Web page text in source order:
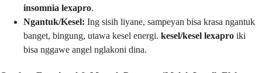
insomnia lexapro.
Ngantuk/Kesel: Ing sisih liyane, sampeyan bisa krasa ngantuk
banget, bingung, utawa kesel energi. kesel/kesel lexapro iki
bisa nggawe angel nglakoni dina.